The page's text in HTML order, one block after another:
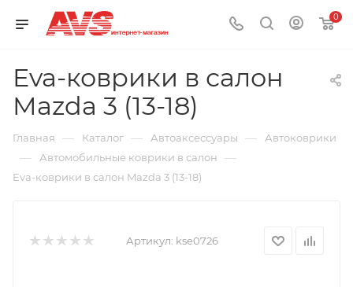
0
Eva-коврики в салон
Mazda 3 (13-18)
Главная — Каталог — Автоаксессуары — Автоковрики
— Автомобильные коврики в салон —
Eva-коврики в салон Mazda 3 (13-18)
Артикул: kse0726